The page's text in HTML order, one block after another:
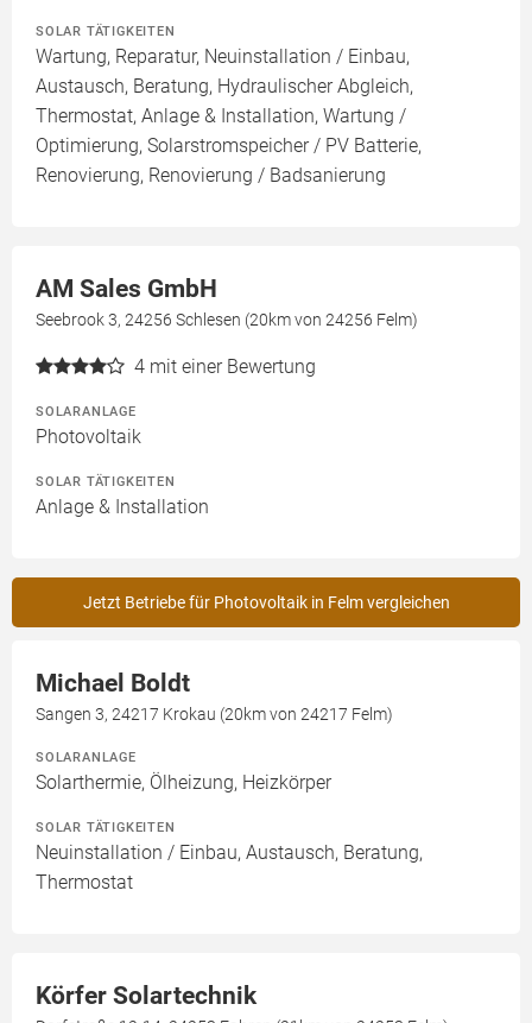
SOLAR TÄTIGKEITEN
Wartung, Reparatur, Neuinstallation / Einbau,
Austausch, Beratung, Hydraulischer Abgleich,
Thermostat, Anlage & Installation, Wartung /
Optimierung, Solarstromspeicher / PV Batterie,
Renovierung, Renovierung / Badsanierung
AM Sales GmbH
Seebrook 3, 24256 Schlesen (20km von 24256 Felm)
4 mit einer Bewertung
SOLARANLAGE
Photovoltaik
SOLAR TÄTIGKEITEN
Anlage & Installation
Jetzt Betriebe für Photovoltaik in Felm vergleichen
Michael Boldt
Sangen 3, 24217 Krokau (20km von 24217 Felm)
SOLARANLAGE
Solarthermie, Ölheizung, Heizkörper
SOLAR TÄTIGKEITEN
Neuinstallation / Einbau, Austausch, Beratung,
Thermostat
Körfer Solartechnik